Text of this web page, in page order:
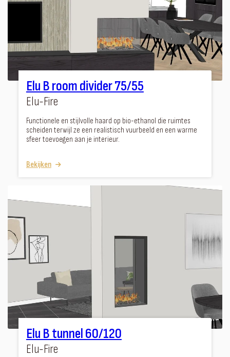
Elu B room divider 75/55
Elu-Fire
Functionele en stijlvolle haard op bio-ethanol die ruimtes
scheiden terwijl ze een realistisch vuurbeeld en een warme
sfeer toevoegen aan je interieur.
Bekijken
Elu B tunnel 60/120
Elu-Fire